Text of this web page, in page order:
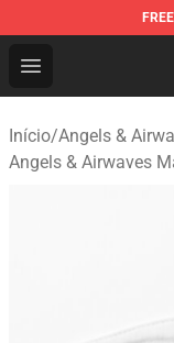
FREE
Open menu
Angels &
Início/Angels &
Angels & Airwaves